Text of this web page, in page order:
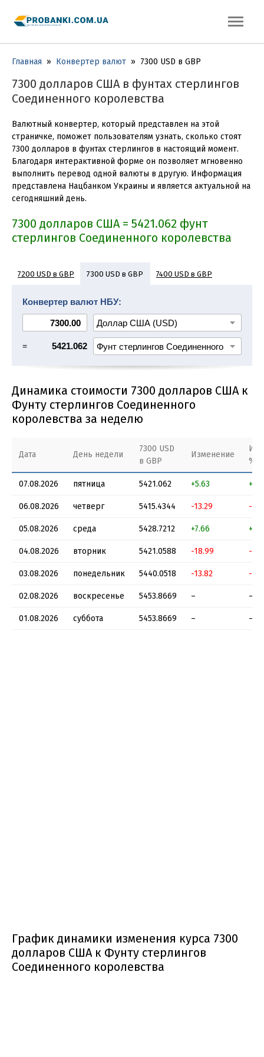
Главная » Конвертер валют » 7300 USD в GBP
7300 долларов США в фунтах стерлингов
Соединенного королевства
Валютный конвертер, который представлен на этой
страничке, поможет пользователям узнать, сколько стоят
7300 долларов в фунтах стерлингов в настоящий момент.
Благодаря интерактивной форме он позволяет мгновенно
выполнить перевод одной валюты в другую. Информация
представлена Нацбанком Украины и является актуальной на
сегодняшний день.
7300 долларов США = 5421.062 фунт
стерлингов Соединенного королевства
7200 USD в GBP 7300 USD в GBP 7400 USD в GBP
7800 USD в GBP 7900 USD в GBP
Конвертер валют НБУ:
= 5421.062
Динамика стоимости 7300 долларов США к
Фунту стерлингов Соединенного
королевства за неделю
Дата День недели
7300 USD
в GBP
Изменение
%
07.08.2026 пятница 5421.062 +5.63
06.08.2026 четверг 5415.4344 -13.29 -
05.08.2026 среда 5428.7212 +7.66
04.08.2026 вторник 5421.0588 -18.99 -
03.08.2026 понедельник 5440.0518 -13.82 -
02.08.2026 воскресенье 5453.8669 – –
01.08.2026 суббота 5453.8669 – –
График динамики изменения курса 7300
долларов США к Фунту стерлингов
Соединенного королевства